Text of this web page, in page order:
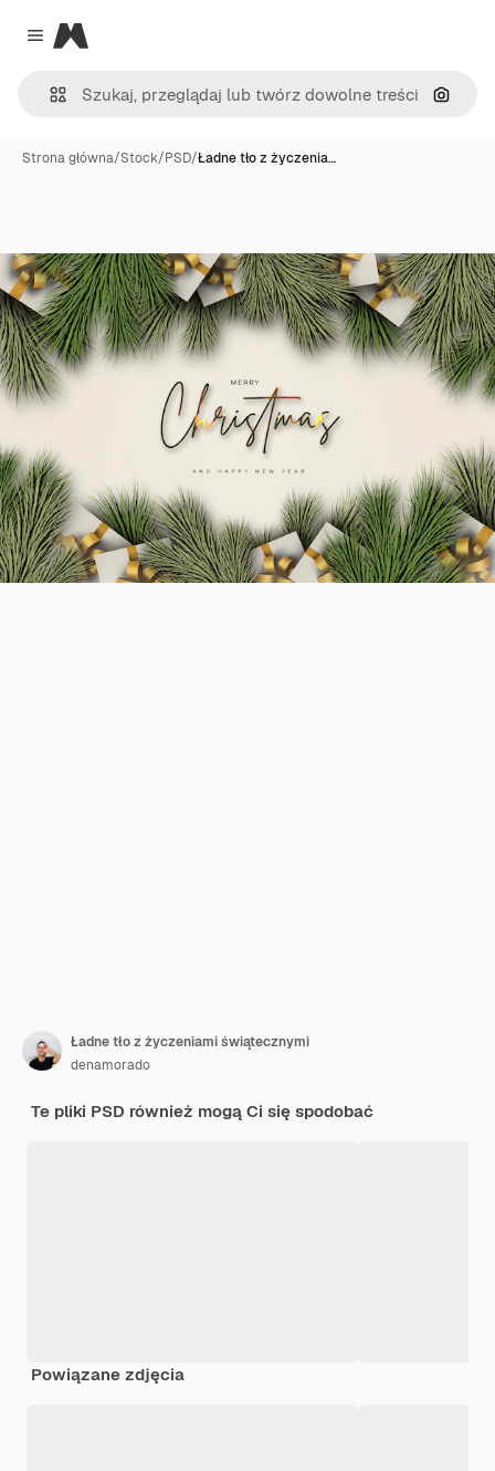
Close menu
Magnific
Szukaj
Strona główna/Stock/PSD/Ładne tło z życzenia…
Ładne tło z życzeniami świątecznymi
denamorado
Te pliki PSD również mogą Ci się spodobać
Powiązane zdjęcia